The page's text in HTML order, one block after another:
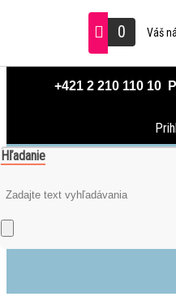
+421 2 210 110 10
Hľadanie
0 Váš